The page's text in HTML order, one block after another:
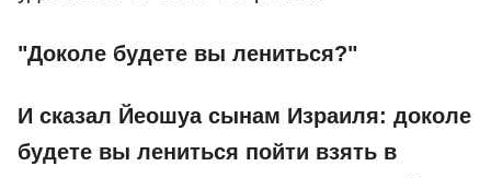
"Доколе будете вы лениться?"
И сказал Йеошуа сынам Израиля: доколе
будете вы лениться пойти взять в